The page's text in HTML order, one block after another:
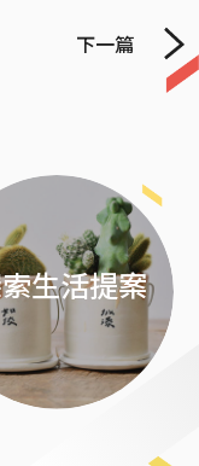
下一篇
生活提案